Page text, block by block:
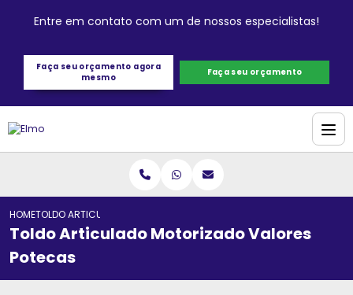
Entre em contato com um de nossos especialistas!
Faça seu orçamento agora
mesmo
Faça seu orçamento
HOMETOLDO ARTICULADO MOTORIZADO VALORES POTECAS
Toldo Articulado Motorizado Valores
Potecas